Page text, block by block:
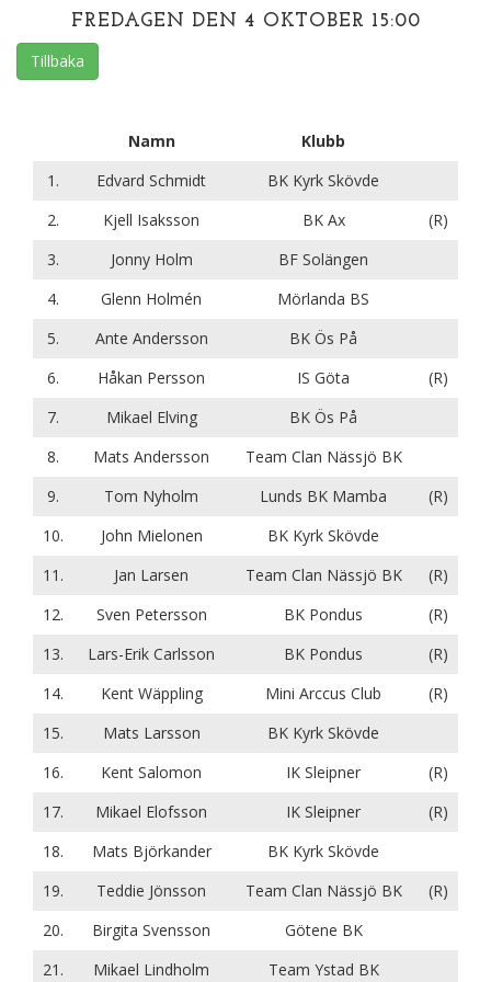
FREDAGEN DEN 4 OKTOBER 15:00
Tillbaka
Namn
Klubb
1.
Edvard Schmidt
BK Kyrk Skövde
2.
Kjell Isaksson BK Ax
(R)
3.
Jonny Holm
BF Solängen
4.
Glenn Holmén
Mörlanda BS
5.
Ante Andersson
BK Ös På
6.
Håkan Persson IS Göta
(R)
7.
Mikael Elving
BK Ös På
8.
Mats Andersson
Team Clan Nässjö BK
9.
Tom Nyholm Lunds BK Mamba
(R)
10.
John Mielonen
BK Kyrk Skövde
11.
Jan Larsen Team Clan Nässjö BK
(R)
12.
Sven Petersson BK Pondus
(R)
13.
Lars-Erik Carlsson BK Pondus
(R)
14.
Kent Wäppling Mini Arccus Club
(R)
15.
Mats Larsson
BK Kyrk Skövde
16.
Kent Salomon IK Sleipner
(R)
17.
Mikael Elofsson IK Sleipner
(R)
18.
Mats Björkander
BK Kyrk Skövde
19.
Teddie Jönsson Team Clan Nässjö BK
(R)
20.
Birgita Svensson
Götene BK
21.
Mikael Lindholm Team Ystad BK